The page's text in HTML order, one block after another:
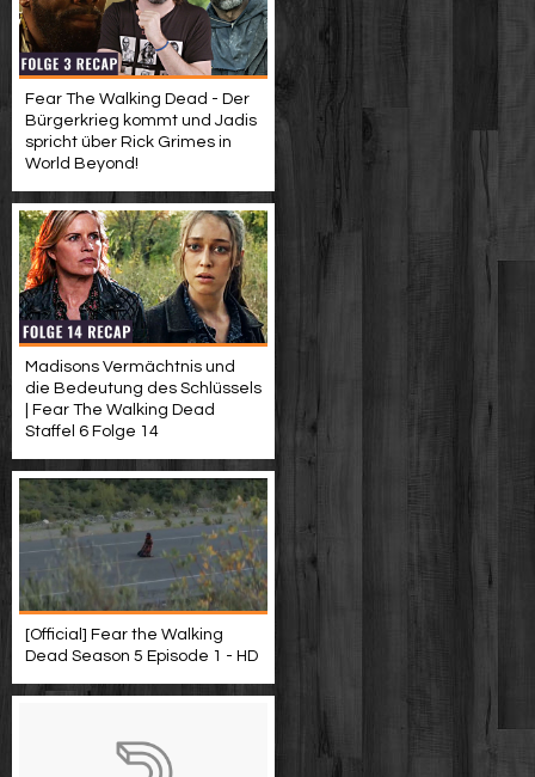
Fear The Walking Dead - Der
Bürgerkrieg kommt und Jadis
spricht über Rick Grimes in
World Beyond!
Madisons Vermächtnis und
die Bedeutung des Schlüssels
| Fear The Walking Dead
Staffel 6 Folge 14
[Official] Fear the Walking
Dead Season 5 Episode 1 - HD